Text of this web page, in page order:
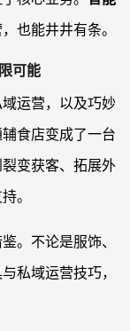
也能井井有条。
可能
运营，以及巧妙
食店变成了一台
变获客、拓展外
。
。不论是服饰、
私域运营技巧，